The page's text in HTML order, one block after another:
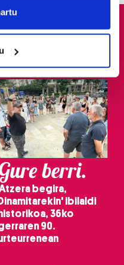
your geographical
scanning it for
data is processed
details section.
pertsonalak
besteak beste,
iragarki eta eduki
eta edukia
biltzeko eta
nork eta zertarako
eskatzen, eta beren
berri.
begira,
Dinamitarekin' ibilaldi
historikoa, 36ko
90.